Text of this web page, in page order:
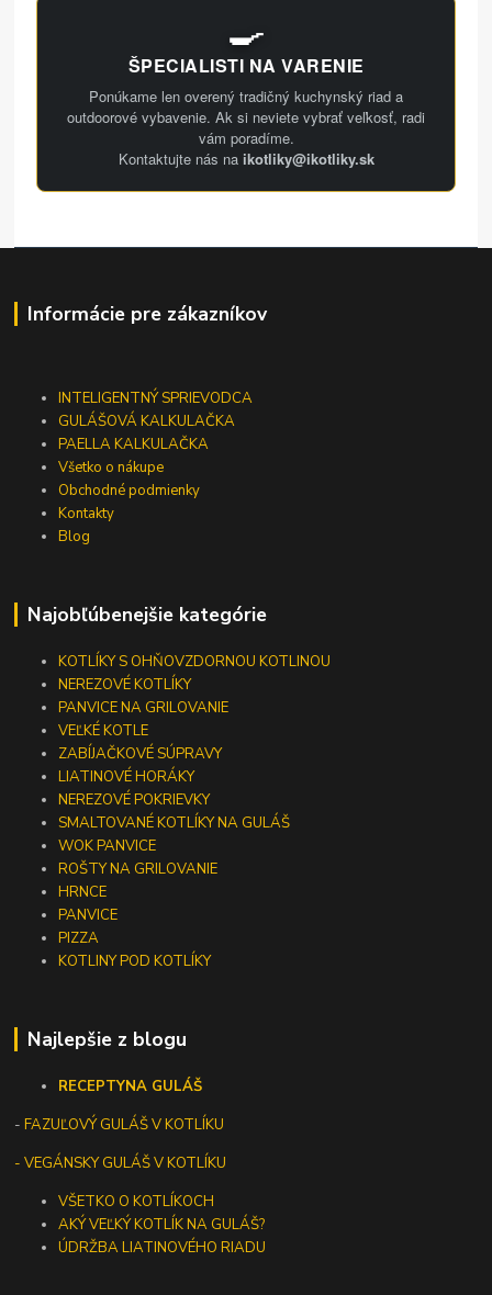
🍳
ŠPECIALISTI NA VARENIE
Ponúkame len overený tradičný kuchynský riad a
outdoorové vybavenie. Ak si neviete vybrať veľkosť, radi
vám poradíme.
Kontaktujte nás na ikotliky@ikotliky.sk
Informácie pre zákazníkov
INTELIGENTNÝ SPRIEVODCA
GULÁŠOVÁ KALKULAČKA
PAELLA KALKULAČKA
Všetko o nákupe
Obchodné podmienky
Kontakty
Blog
Najobľúbenejšie kategórie
KOTLÍKY S OHŇOVZDORNOU KOTLINOU
NEREZOVÉ KOTLÍKY
PANVICE NA GRILOVANIE
VEĽKÉ KOTLE
ZABÍJAČKOVÉ SÚPRAVY
LIATINOVÉ HORÁKY
NEREZOVÉ POKRIEVKY
SMALTOVANÉ KOTLÍKY NA GULÁŠ
WOK PANVICE
ROŠTY NA GRILOVANIE
HRNCE
PANVICE
PIZZA
KOTLINY POD KOTLÍKY
Najlepšie z blogu
RECEPTYNA GULÁŠ
-FAZUĽOVÝ GULÁŠ V KOTLÍKU
- VEGÁNSKY GULÁŠ V KOTLÍKU
VŠETKO O KOTLÍKOCH
AKÝ VEĽKÝ KOTLÍK NA GULÁŠ?
ÚDRŽBA LIATINOVÉHO RIADU